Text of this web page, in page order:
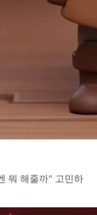
뭐 해줄까" 고민하